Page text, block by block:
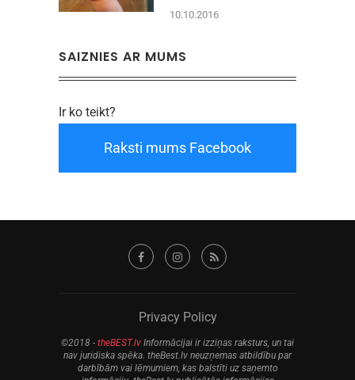
10.10.2016
SAIZNIES AR MUMS
Ir ko teikt?
Raksti mums Facebook
Privacy Policy
©2018 - theBEST.lv Informācijai ir izziņas raksturs, un tai
nav juridiska spēka. theBest.lv neuzņemas atbildību par
darbībām vai lēmumiem, kas balstīti uz saņemto